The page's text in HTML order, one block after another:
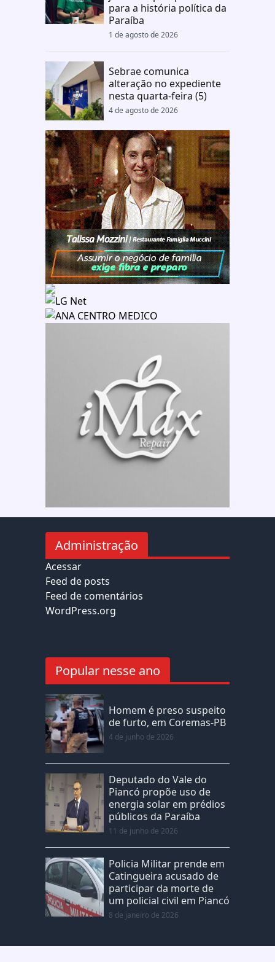
para a história política da
Paraíba
1 de agosto de 2026
Sebrae comunica
alteração no expediente
nesta quarta-feira (5)
4 de agosto de 2026
Administração
Acessar
Feed de posts
Feed de comentários
WordPress.org
Popular nesse ano
Homem é preso suspeito
de furto, em Coremas-PB
4 de junho de 2026
Deputado do Vale do
Piancó propõe uso de
energia solar em prédios
públicos da Paraíba
11 de junho de 2026
Policia Militar prende em
Catingueira acusado de
participar da morte de
um policial civil em Piancó
8 de janeiro de 2026